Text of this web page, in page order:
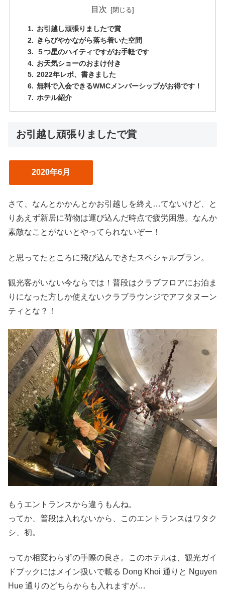
目次
お引越し頑張りましたで賞
きらびやかながら落ち着いた空間
５つ星のハイティですがお手軽です
お天気ショーのおまけ付き
2022年レポ、書きました
無料で入会できるWMCメンバーシップがお得です！
ホテル紹介
お引越し頑張りましたで賞
2020年6月
さて、なんとかかんとかお引越しを終え…てないけど、と
りあえず新居に荷物は運び込んだ時点で疲労困憊。なんか
素敵なことがないとやってられないぞー！
と思ってたところに飛び込んできたスペシャルプラン。
観光客がいない今ならでは！普段はクラブフロアにお泊ま
りになった方しか使えないクラブラウンジでアフタヌーン
ティとな？！
もうエントランスから違うもんね。
ってか、普段は入れないから、このエントランスはワタク
シ、初。
ってか相変わらずの手際の良さ。このホテルは、観光ガイ
ドブックにはメイン扱いで載る Dong Khoi 通りと Nguyen
Hue 通りのどちらからも入れますが…